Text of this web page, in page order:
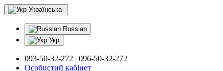
Українська
Russian
Укр
093-50-32-272 | 096-50-32-272
Особистий кабінет